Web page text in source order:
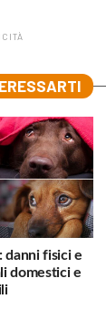
danni fisici e
domestici e